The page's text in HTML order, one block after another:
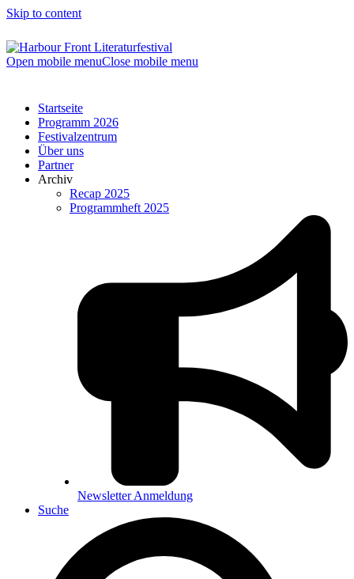
Skip to content
Open mobile menuClose mobile menu
Startseite
Programm 2026
Festivalzentrum
Über uns
Partner
Archiv
Recap 2025
Programmheft 2025
Newsletter Anmeldung
Suche